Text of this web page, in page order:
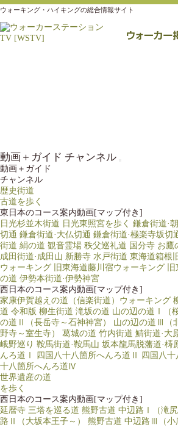
ウォーキング・ハイキングの総合情報サイト
動画＋ガイド チャンネル
動画＋ガイド
チャンネル
歴史街道
古道を歩く
東日本のコース案内動画[マップ付き]
日光杉並木街道 日光東照宮を歩く 鎌倉街道·
切通 鎌倉街道·大仏切通 鎌倉街道·極楽寺坂切
街道 絹の道 観音霊場 秩父巡礼道 国分寺 お鷹
成田街道·成田山 新勝寺 水戸街道 東海道箱根
ウォーキング
旧東海道藤川宿ウォーキング
の道 伊勢本街道·伊勢神宮
西日本のコース案内動画[マップ付き]
家康伊賀越えの道（信楽街道）ウォーキング
道 令和版 柳生街道 滝坂の道 山の辺の道Ⅰ（
の道Ⅱ（長岳寺～石神神宮）
山の辺の道Ⅲ（
野寺～室生寺）
葛城の道 竹内街道 鯖街道·大
峨野巡り 鞍馬街道·鞍馬山 坂本龍馬脱藩道·梼
んろ道Ⅰ
四国八十八箇所へんろ道Ⅱ 四国八
十八箇所へんろ道Ⅳ
世界遺産の道
を歩く
西日本のコース案内動画[マップ付き]
延暦寺 三塔を巡る道 熊野古道 中辺路Ⅰ（滝尻
路Ⅱ（大坂本王子～）
熊野古道 中辺路Ⅲ（小